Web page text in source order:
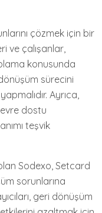
çözmek için bir
ve çalışanlar,
konusunda
sürecini
Ayrıca,
dostu
teşvik
Sodexo, Setcard
sorunlarına
geri dönüşüm